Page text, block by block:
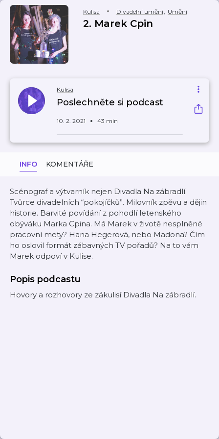
Kulisa Divadelní umění, Umění
2. Marek Cpin
Kulisa
Poslechněte si podcast
10. 2. 2021 43 min
INFO KOMENTÁŘE
Scénograf a výtvarník nejen Divadla Na zábradlí.
Tvůrce divadelních “pokojíčků”. Milovník zpěvu a dějin
historie. Barvité povídání z pohodlí letenského
obýváku Marka Cpina. Má Marek v životě nesplněné
pracovní mety? Hana Hegerová, nebo Madona? Čím
ho oslovil formát zábavných TV pořadů? Na to vám
Marek odpoví v Kulise.
Popis podcastu
Hovory a rozhovory ze zákulisí Divadla Na zábradlí.